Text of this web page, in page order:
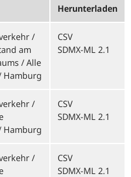
Herunterladen
/
am
/ Alle
Hamburg
CSV
SDMX-ML 2.1
/
Hamburg
CSV
SDMX-ML 2.1
/
CSV
SDMX-ML 2.1